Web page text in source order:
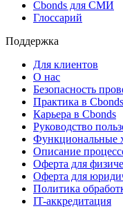
Cbonds для СМИ
Глоссарий
Поддержка
Для клиентов
О нас
Безопасность
Практика в Cbonds
Карьера в Cbonds
Руководство
Функциональные
Описание
Оферта для
Оферта для
Политика
IT-аккредитация